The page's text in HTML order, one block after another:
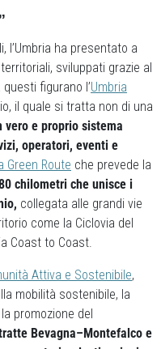
l’Umbria ha presentato a
sviluppati grazie al
questi figurano l’Umbria
il quale si tratta non di una
vero e proprio sistema
operatori, eventi e
Green Route che prevede la
chilometri che unisce i
collegata alle grandi vie
come la Ciclovia del
Coast to Coast.
Attiva e Sostenibile,
mobilità sostenibile, la
promozione del
Bevagna–Montefalco e